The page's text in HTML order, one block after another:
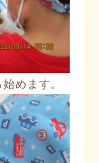
めます。